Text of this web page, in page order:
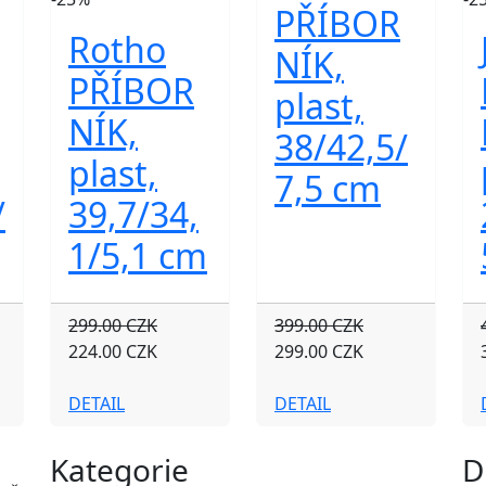
Rotho
PŘÍBOR
NÍK,
plast,
39,7/34,
1/5,1 cm
299.00 CZK
224.00 CZK
DETAIL
PŘÍBOR
NÍK,
plast,
38/42,5/
7,5 cm
399.00 CZK
299.00 CZK
DETAIL
Kategorie